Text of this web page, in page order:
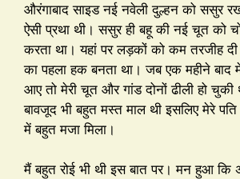
औरंगाबाद साइड नई नवेली दुल्हन को ससुर
ऐसी प्रथा थी। ससुर ही बहू की नई चूत को
करता था। यहां पर लड़कों को कम तरजीह
का पहला हक बनता था। जब एक महीने बाद
आए तो मेरी चूत और गांड दोनों ढीली हो
बावजूद भी बहुत मस्त माल थी इसलिए मेरे पति
में बहुत मजा मिला।
मैं बहुत रोई भी थी इस बात पर। मन हुआ कि